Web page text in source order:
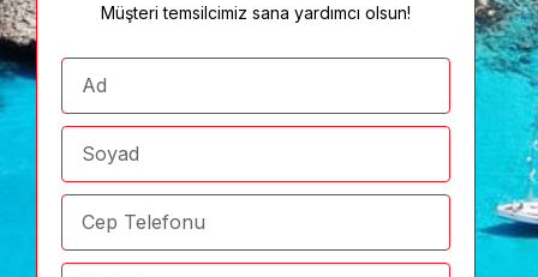
Müşteri temsilcimiz sana yardımcı olsun!